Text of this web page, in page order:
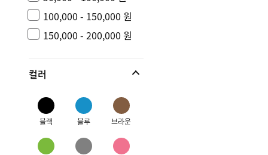
100,000 - 150,000 원
150,000 - 200,000 원
컬러
블랙 블루 브라운